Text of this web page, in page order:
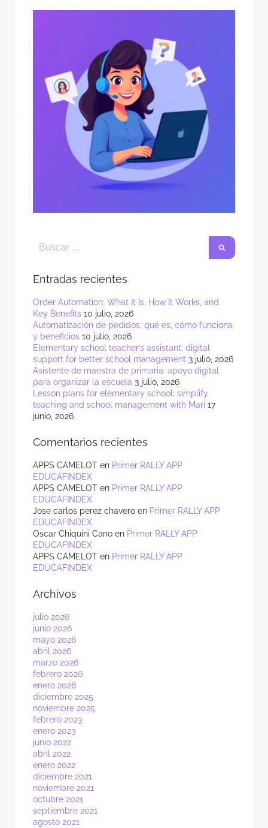
Entradas recientes
Order Automation: What It Is, How It Works, and
Key Benefits 10 julio, 2026
Automatización de pedidos: qué es, cómo funciona
y beneficios 10 julio, 2026
Elementary school teacher’s assistant: digital
support for better school management 3 julio, 2026
Asistente de maestra de primaria: apoyo digital
para organizar la escuela 3 julio, 2026
Lesson plans for elementary school: simplify
teaching and school management with Mari 17
junio, 2026
Comentarios recientes
APPS CAMELOT en Primer RALLY APP
EDUCAFINDEX
APPS CAMELOT en Primer RALLY APP
EDUCAFINDEX
Jose carlos perez chavero en Primer RALLY APP
EDUCAFINDEX
Oscar Chiquini Cano en Primer RALLY APP
EDUCAFINDEX
APPS CAMELOT en Primer RALLY APP
EDUCAFINDEX
Archivos
julio 2026
junio 2026
mayo 2026
abril 2026
marzo 2026
febrero 2026
enero 2026
diciembre 2025
noviembre 2025
febrero 2023
enero 2023
junio 2022
abril 2022
enero 2022
diciembre 2021
noviembre 2021
octubre 2021
septiembre 2021
agosto 2021